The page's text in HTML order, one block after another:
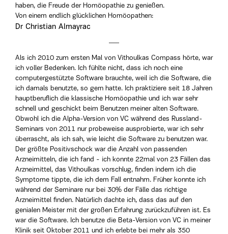
haben, die Freude der Homöopathie zu genießen.
Von einem endlich glücklichen Homöopathen:
Dr Christian Almayrac
Als ich 2010 zum ersten Mal von Vithoulkas Compass hörte, war
ich voller Bedenken. Ich fühlte nicht, dass ich noch eine
computergestützte Software brauchte, weil ich die Software, die
ich damals benutzte, so gern hatte. Ich praktiziere seit 18 Jahren
hauptberuflich die klassische Homöopathie und ich war sehr
schnell und geschickt beim Benutzen meiner alten Software.
Obwohl ich die Alpha-Version von VC während des Russland-
Seminars von 2011 nur probeweise ausprobierte, war ich sehr
überrascht, als ich sah, wie leicht die Software zu benutzen war.
Der größte Positivschock war die Anzahl von passenden
Arzneimitteln, die ich fand - ich konnte 22mal von 23 Fällen das
Arzneimittel, das Vithoulkas vorschlug, finden indem ich die
Symptome tippte, die ich dem Fall entnahm. Früher konnte ich
während der Seminare nur bei 30% der Fälle das richtige
Arzneimittel finden. Natürlich dachte ich, dass das auf den
genialen Meister mit der großen Erfahrung zurückzuführen ist. Es
war die Software. Ich benutze die Beta-Version von VC in meiner
Klinik seit Oktober 2011 und ich erlebte bei mehr als 350